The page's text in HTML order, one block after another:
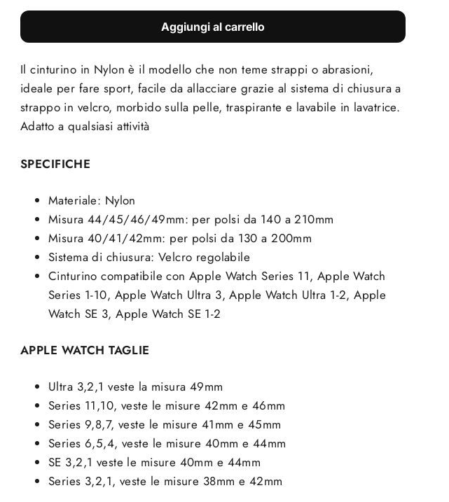
Aggiungi al carrello
Il cinturino in Nylon è il modello che non teme strappi o abrasioni,
ideale per fare sport, facile da allacciare grazie al sistema di chiusura a
strappo in velcro, morbido sulla pelle, traspirante e lavabile in lavatrice.
Adatto a qualsiasi attività
SPECIFICHE
Materiale: Nylon
Misura 44/45/46/49mm: per polsi da 140 a 210mm
Misura 40/41/42mm: per polsi da 130 a 200mm
Sistema di chiusura: Velcro regolabile
Cinturino compatibile con Apple Watch Series 11, Apple Watch
Series 1-10, Apple Watch Ultra 3, Apple Watch Ultra 1-2, Apple
Watch SE 3, Apple Watch SE 1-2
APPLE WATCH TAGLIE
Ultra 3,2,1 veste la misura 49mm
Series 11,10, veste le misure 42mm e 46mm
Series 9,8,7, veste le misure 41mm e 45mm
Series 6,5,4, veste le misure 40mm e 44mm
SE 3,2,1 veste le misure 40mm e 44mm
Series 3,2,1, veste le misure 38mm e 42mm